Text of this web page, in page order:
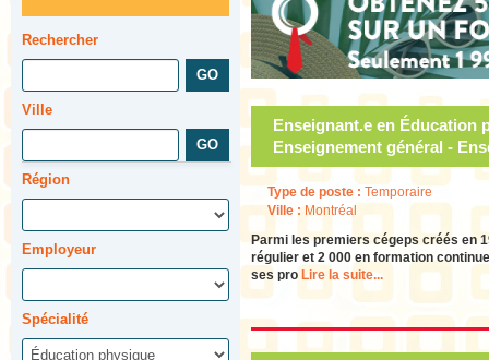
Rechercher
Ville
Région
Employeur
Spécialité
Enseignant.e en Éducation
Enseignement général -
Type de poste : Temporaire
Ville : Montréal
Parmi les premiers cégeps créés en
régulier et 2 000 en formation
ses pro Lire la suite...